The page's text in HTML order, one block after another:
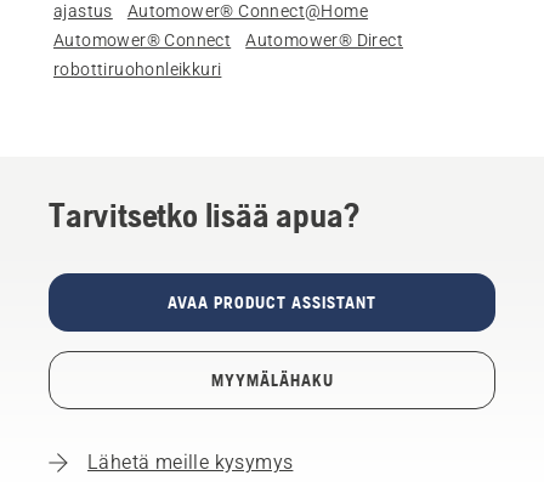
ajastus
Automower® Connect@Home
Automower® Connect
Automower® Direct
robottiruohonleikkuri
Tarvitsetko lisää apua?
AVAA PRODUCT ASSISTANT
MYYMÄLÄHAKU
Lähetä meille kysymys